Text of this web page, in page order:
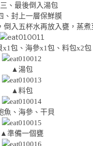
、最後倒入湯包
、封上一層保鮮膜
入五杯水再放入甕，蒸
包、海參x1包、料包x2
▲湯包
▲料包
魚、海參、干貝
▲準備一個甕